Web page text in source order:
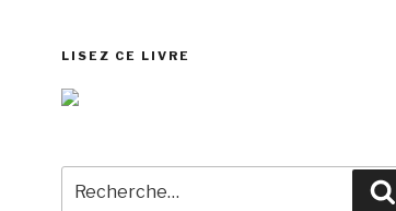
LISEZ CE LIVRE
pour